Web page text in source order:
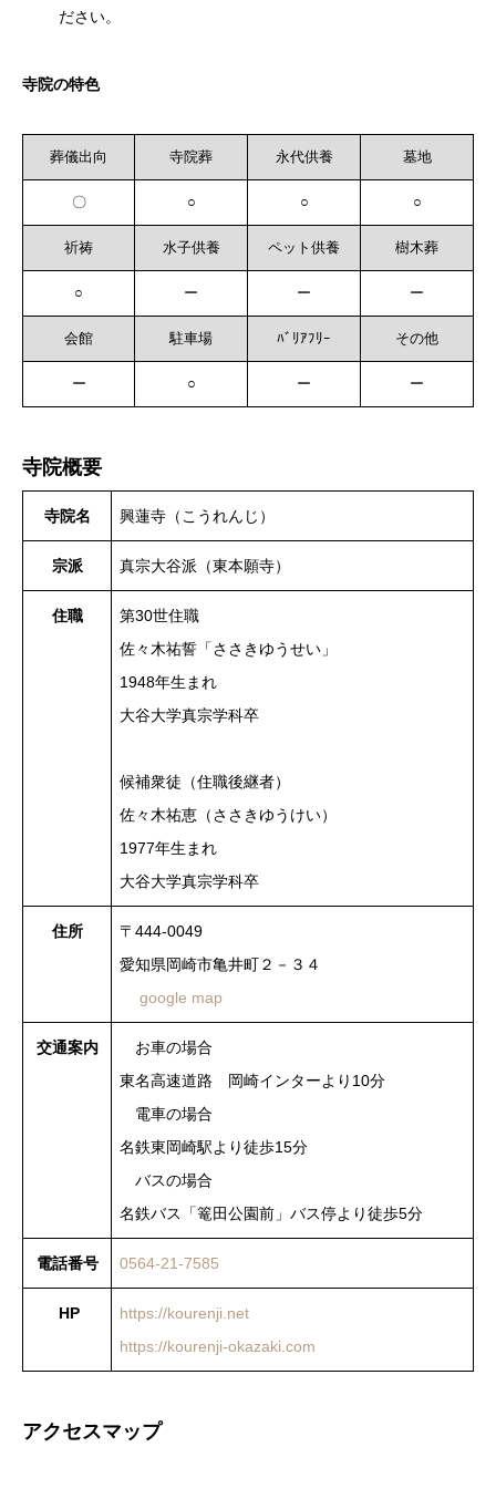
ださい。
寺院の特色
葬儀出向 寺院葬 永代供養 墓地
〇 ○ ○ ○
祈祷 水子供養 ペット供養 樹木葬
○ ー ー ー
会館 駐車場 ﾊﾞﾘｱﾌﾘｰ その他
ー ○ ー ー
寺院概要
寺院名 興蓮寺 （こうれんじ）
宗派 真宗大谷派（東本願寺）
住職
第30世住職
佐々木祐誓「ささきゆうせい」
1948年生まれ
大谷大学真宗学科卒
候補衆徒（住職後継者）
佐々木祐恵（ささきゆうけい）
1977年生まれ
大谷大学真宗学科卒
住所
〒444-0049
愛知県岡崎市亀井町２－３４
google map
交通案内
お車の場合
東名高速道路 岡崎インターより10分
電車の場合
名鉄東岡崎駅より徒歩15分
バスの場合
名鉄バス「篭田公園前」バス停より徒歩5分
電話番号 0564-21-7585
HP
https://kourenji.net
https://kourenji-okazaki.com
アクセスマップ